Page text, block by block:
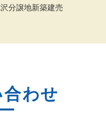
分譲地新築建売
わせ